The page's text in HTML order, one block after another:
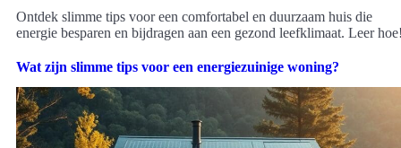
Ontdek slimme tips voor een comfortabel en duurzaam huis die
energie besparen en bijdragen aan een gezond leefklimaat. Leer
Wat zijn slimme tips voor een energiezuinige woning?